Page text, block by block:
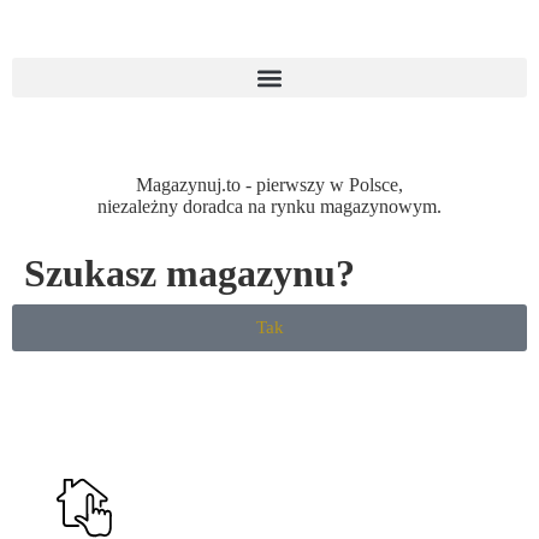
Magazynuj.to - pierwszy w Polsce,
niezależny doradca na rynku magazynowym.
Szukasz magazynu?
Tak